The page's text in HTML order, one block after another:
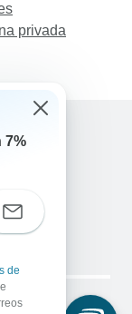
privada
7%
de